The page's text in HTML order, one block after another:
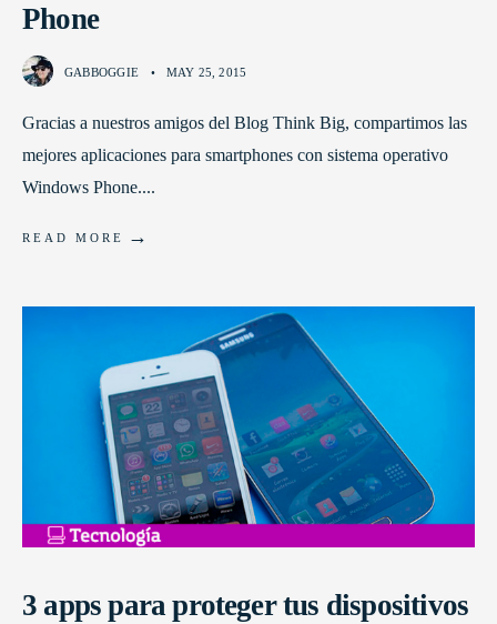
Phone
GABBOGGIE • MAY 25, 2015
Gracias a nuestros amigos del Blog Think Big, compartimos las
mejores aplicaciones para smartphones con sistema operativo
Windows Phone....
READ MORE →
3 apps para proteger tus dispositivos